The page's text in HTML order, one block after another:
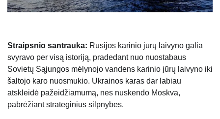
Straipsnio santrauka: Rusijos karinio jūrų laivyno galia
svyravo per visą istoriją, pradedant nuo nuostabaus
Sovietų Sąjungos mėlynojo vandens karinio jūrų laivyno iki
šaltojo karo nuosmukio. Ukrainos karas dar labiau
atskleidė pažeidžiamumą, nes nuskendo Moskva,
pabrėžiant strateginius silpnybes.